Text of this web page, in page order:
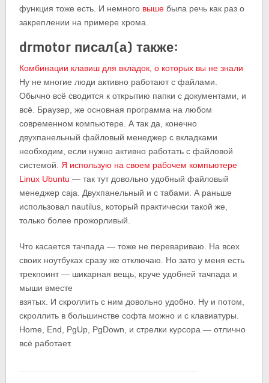
функция тоже есть. И немного вышебыла речь как раз о
закреплении на примере хрома.
drmotor писал(а) также:
Комбинации клавиш для вкладок, о которых вы не знали
Ну не многие люди активно работают с файлами.
Обычно всё сводится к открытию папки с документами, и
всё. Браузер, же основная программа на любом
современном компьютере. А так да, конечно
двухпанельный файловый менеджер с вкладками
необходим, если нужно активно работать с файловой
системой. Я использую на своем рабочем компьютере
Linux Ubuntu — так тут довольно удобный файловый
менеджер caja. Двухпанельный и с табами. А раньше
использовал nautilus, который практически такой же,
только более прожорливый.
Что касается тачпада — тоже не перевариваю. На всех
своих ноутбуках сразу же отключаю. Но зато у меня есть
трекпоинт — шикарная вещь, круче удобней тачпада и
мыши вместе
взятых. И скроллить с ним довольно удобно. Ну и потом,
скроллить в большинстве софта можно и с клавиатуры.
Home, End, PgUp, PgDown, и стрелки курсора — отлично
всё работает.